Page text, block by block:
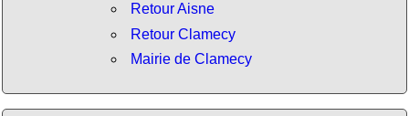
Retour Aisne
Retour Clamecy
Mairie de Clamecy